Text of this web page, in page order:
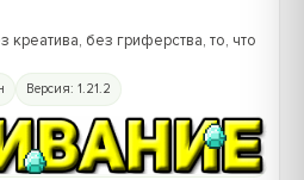
без гриферства, то, что
Версия: 1.21.2